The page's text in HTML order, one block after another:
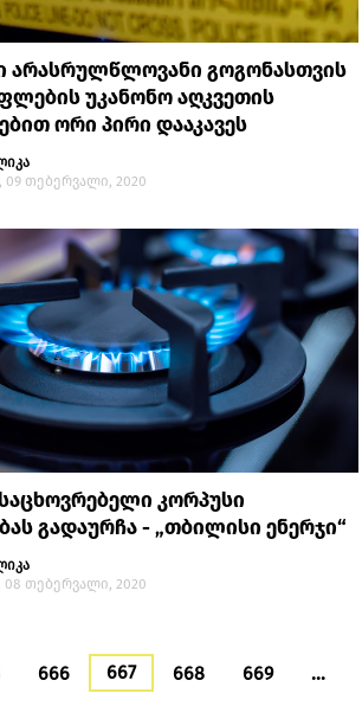
არასრულწლოვანი გოგონასთვის
უკანონო აღკვეთის
ორი პირი დააკავეს
09 თებერვალი, 2020
კორპუსი
გადაურჩა - „თბილისი ენერჯი“
08 თებერვალი, 2020
666 667 668 669 …